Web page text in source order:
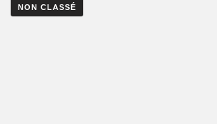
NON CLASSÉ